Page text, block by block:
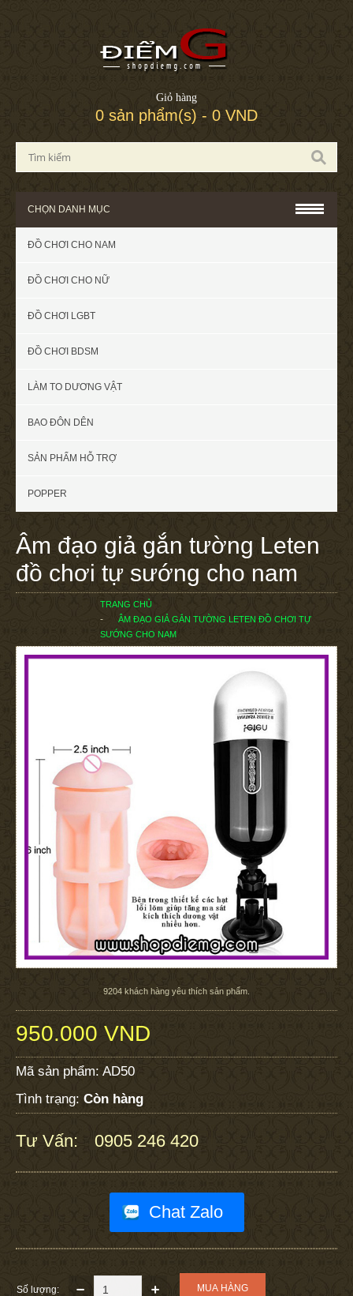
Giỏ hàng
0 sản phẩm(s) - 0 VND
CHỌN DANH MỤC
ĐỒ CHƠI CHO NAM
ĐỒ CHƠI CHO NỮ
ĐỒ CHƠI LGBT
ĐỒ CHƠI BDSM
LÀM TO DƯƠNG VẬT
BAO ĐÔN DÊN
SẢN PHẨM HỖ TRỢ
POPPER
Âm đạo giả gắn tường Leten
đồ chơi tự sướng cho nam
TRANG CHỦ
ÂM ĐẠO GIẢ GẮN TƯỜNG LETEN ĐỒ CHƠI TỰ
SƯỚNG CHO NAM
9204 khách hàng yêu thích sản phẩm.
950.000 VND
Mã sản phẩm: AD50
Tình trạng: Còn hàng
Tư Vấn: 0905 246 420
Chat Zalo
Số lượng: